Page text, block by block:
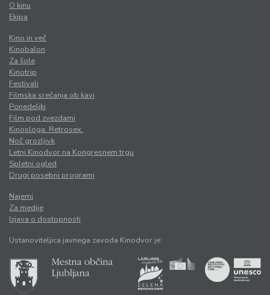
O kinu
Ekipa
Kino in več
Kinobalon
Za šole
Kinotrip
Festivali
Filmska srečanja ob kavi
Ponedeljki
Film pod zvezdami
Kinosloga. Retrosex.
Noč grozljivk
Letni Kinodvor na Kongresnem trgu
Spletni ogled
Drugi posebni programi
Najemi
Za medije
Izjava o dostopnosti
Ustanoviteljica javnega zavoda Kinodvor je: